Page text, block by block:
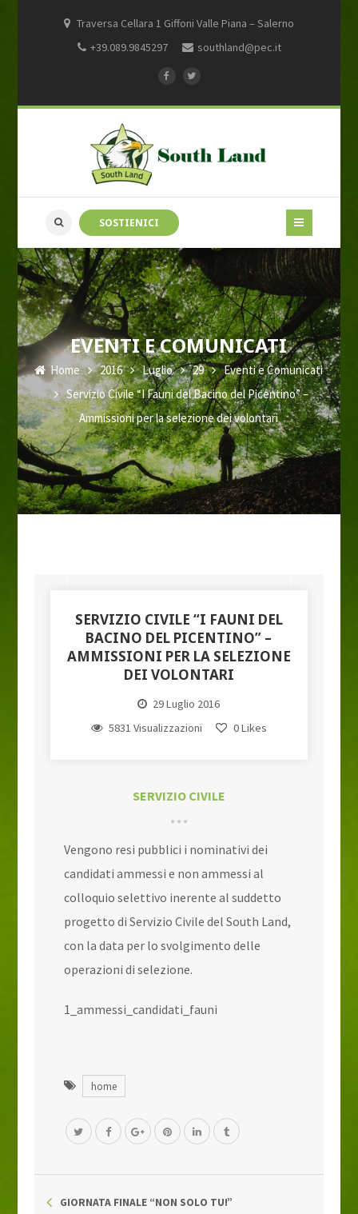
Traversa Cellara 1 Giffoni Valle Piana – Salerno
+39.089.9845297
southland@pec.it
SOSTIENICI
EVENTI E COMUNICATI
Home 2016 Luglio 29
Eventi e Comunicati
Servizio Civile “I Fauni del Bacino del Picentino” –
Ammissioni per la selezione dei volontari
SERVIZIO CIVILE “I FAUNI DEL
BACINO DEL PICENTINO” –
AMMISSIONI PER LA SELEZIONE
DEI VOLONTARI
29 Luglio 2016
5831 Visualizzazioni
0Likes
SERVIZIO CIVILE
Vengono resi pubblici i nominativi dei
candidati ammessi e non ammessi al
colloquio selettivo inerente al suddetto
progetto di Servizio Civile del South Land,
con la data per lo svolgimento delle
operazioni di selezione.
1_ammessi_candidati_fauni
home
GIORNATA FINALE “NON SOLO TU!”